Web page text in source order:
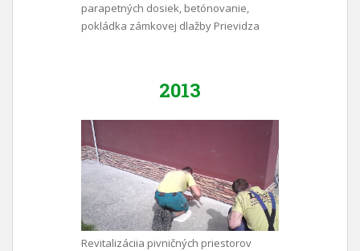
parapetných dosiek, betónovanie,
pokládka zámkovej dlažby Prievidza
2013
Revitalizáciia pivničných priestorov